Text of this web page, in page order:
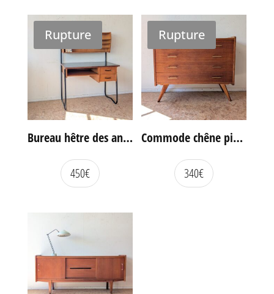
Rupture
Bureau hêtre des années 60
450€
Rupture
Commode chêne pieds compas vintage
340€